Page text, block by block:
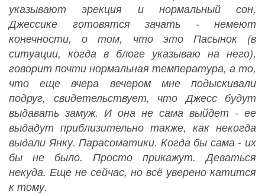
указывают эрекция и нормальный сон,
Джессике готовятся зачать - немеют
конечности, о том, что это Пасынок (в
ситуации, когда в блоге указываю на него),
говорит почти нормальная температура, а то,
что еще вчера вечером мне подыскивали
подруг, свидетельствует, что Джесс будут
выдавать замуж. И она не сама выйдет - ее
выдадут приблизительно также, как некогда
выдали Янку. Парасоматики. Когда бы сама - их
бы не было. Просто прикажут. Деваться
некуда. Еще не сейчас, но всё уверено катится
к тому.